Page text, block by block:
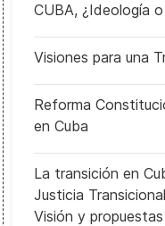
as a
CUBA, ¿Ideología
Visiones para una
Reforma
en Cuba
La transición en
Justicia
Visión y propuestas